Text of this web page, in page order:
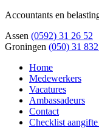
Accountants en
Assen (0592) 31 26 52
Groningen (050) 31
Home
Medewerkers
Vacatures
Ambassadeurs
Contact
Checklist